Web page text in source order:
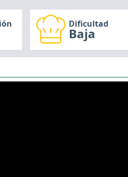
Dificultad
Baja